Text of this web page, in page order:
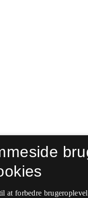
at forbedre